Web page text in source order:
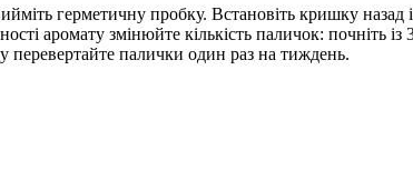
герметичну пробку. Встановіть кришку назад
аромату змінюйте кількість паличок: почніть із
перевертайте палички один раз на тиждень.